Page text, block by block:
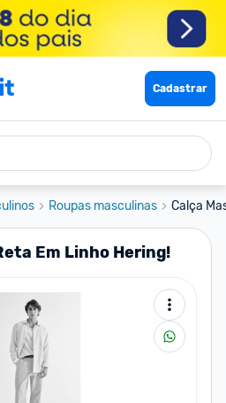
Cadastrar
Roupas masculinas Calça
Em Linho Hering!